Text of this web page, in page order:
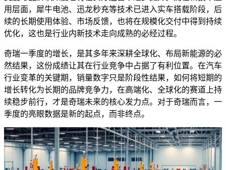
用层面，犀牛电池、迅龙秒充等技术已进入实车搭载阶段，后
续的长期使用体验、市场反馈，也将在规模化交付中得到持续
优化，这也是行业内新技术走向成熟的必经过程。
奇瑞一季度的增长，是其多年来深耕全球化、布局新能源的必
然结果，这份成绩让其在行业竞争中占据了有利位置。在汽车
行业变革的关键期，销量数字只是阶段性结果，如何将短期的
增长转化为长期的品牌竞争力，在高端化、全球化的赛道上持
续稳步前行，才是奇瑞未来的核心发力点。对于奇瑞而言，一
季度的亮眼数据是新的起点，而非终点。